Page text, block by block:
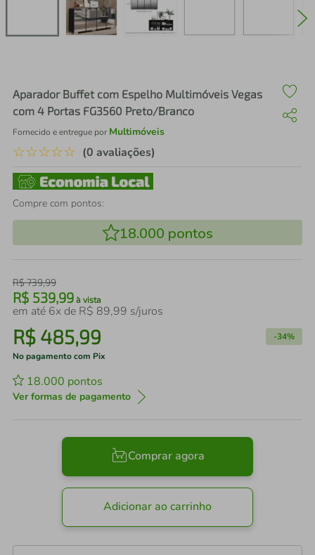
Aparador Buffet com Espelho Multimóveis Vegas
com 4 Portas FG3560 Preto/Branco
Fornecido e entregue por Multimóveis
☆☆☆☆☆ (0 avaliações)
Compre com pontos:
18.000 pontos
R$739,99
R$ 539,99 à vista
em até 6x de R$ 89,99 s/juros
R$ 485,99 -34%
No pagamento com Pix
18.000 pontos
Ver formas de pagamento
Comprar agora
Adicionar ao carrinho
air fryer